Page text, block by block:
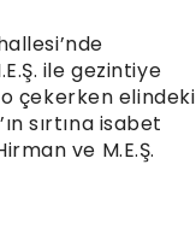
ile gezintiye
çekerken elindeki
sırtına isabet
ve M.E.Ş.